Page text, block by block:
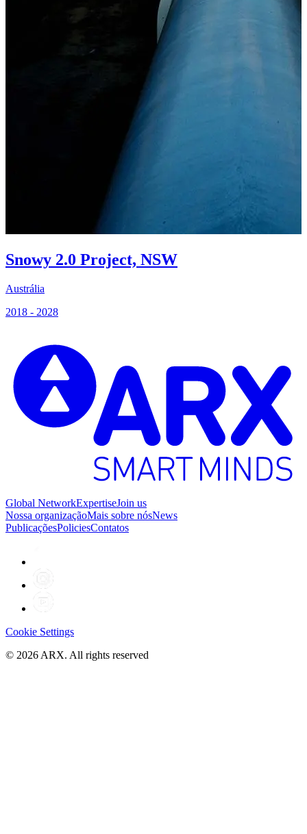
Snowy 2.0 Project, NSW
Austrália
2018 - 2028
Global NetworkExpertiseJoin us
Nossa organizaçãoMais sobre nósNews
PublicaçõesPoliciesContatos
Cookie Settings
© 2026 ARX. All rights reserved